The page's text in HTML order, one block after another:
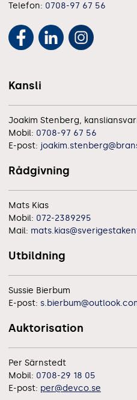
Telefon: 0708-97 67 56
Kansli
Joakim Stenberg,
Mobil: 0708-97 67 56
E-post:
Rådgivning
Mats Kias
Mobil: 072-2389295
Mail:
Utbildning
Sussie Bierbum
E-post:
Auktorisation
Per Särnstedt
Mobil: 0708-29 18 05
E-post: per@devco.se